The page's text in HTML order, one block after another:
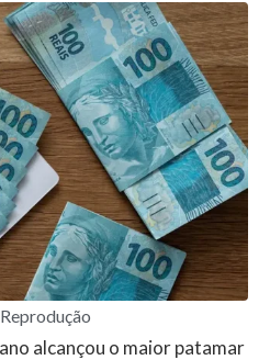
alcançou o maior patamar